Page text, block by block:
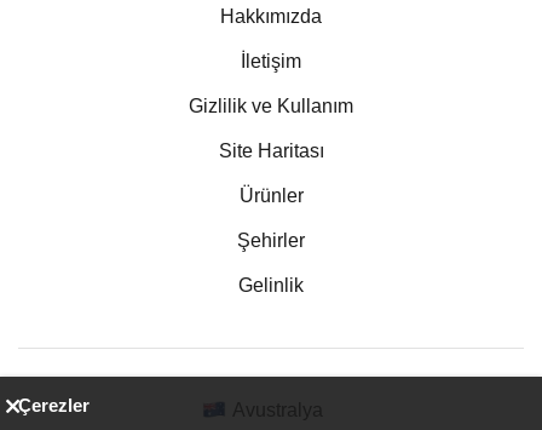
Hakkımızda
İletişim
Gizlilik ve Kullanım
Site Haritası
Ürünler
Şehirler
Gelinlik
Çerezler